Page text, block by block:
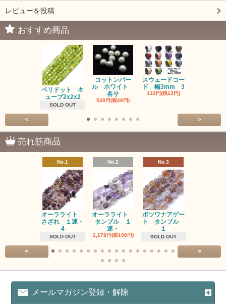
レビューを投稿
おすすめ商品
ペリドット キ
ューブ2x2x2
SOLD OUT
コットンパー
ル ホワイト
各サ
528円(税48円)
スウェードコー
ド 幅3mm 3
132円(税12円)
< >
売れ筋商品
No.1
オーラライト
さざれ １連・
4
SOLD OUT
No.2
オーラライト
タンブル １
連・
2,178円(税198円)
No.3
ボツワナアゲー
ト タンブル
１
SOLD OUT
< >
メールマガジン登録・解除